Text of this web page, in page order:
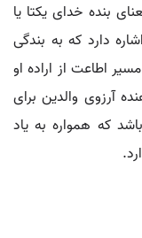
بنده خدای یکتا یا
دارد که به بندگی
اطاعت از اراده او
آرزوی والدین برای
که همواره به یاد